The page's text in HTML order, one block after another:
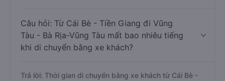
Câu hỏi: Từ Cái Bè - Tiền Giang đi Vũng
Tàu - Bà Rịa-Vũng Tàu mất bao nhiêu tiếng
khi di chuyển bằng xe khách?
Trả lời: Thời gian di chuyển bằng xe khách từ Cái Bè -